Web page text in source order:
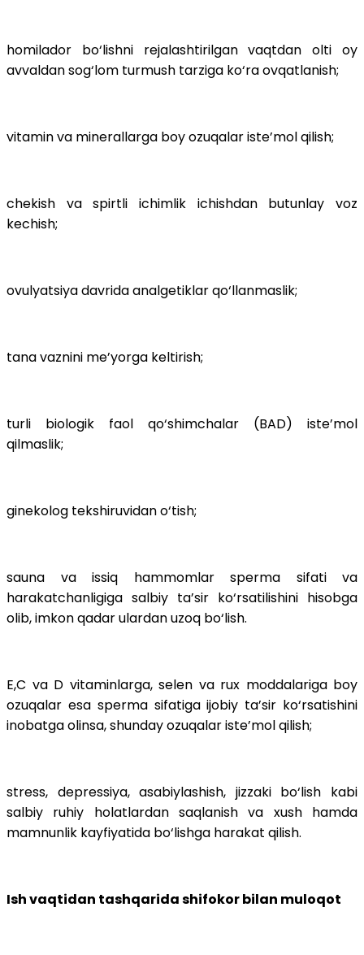
homilador bo‘lishni rejalashtirilgan vaqtdan olti oy
avvaldan sog‘lom turmush tarziga ko‘ra ovqatlanish;
vitamin va minerallarga boy ozuqalar iste’mol qilish;
chekish va spirtli ichimlik ichishdan butunlay voz
kechish;
ovulyatsiya davrida analgetiklar qo‘llanmaslik;
tana vaznini me’yorga keltirish;
turli biologik faol qo‘shimchalar (BAD) iste’mol
qilmaslik;
ginekolog tekshiruvidan o‘tish;
sauna va issiq hammomlar sperma sifati va
harakatchanligiga salbiy ta’sir ko‘rsatilishini hisobga
olib, imkon qadar ulardan uzoq bo‘lish.
E,C va D vitaminlarga, selen va rux moddalariga boy
ozuqalar esa sperma sifatiga ijobiy ta’sir ko‘rsatishini
inobatga olinsa, shunday ozuqalar iste’mol qilish;
stress, depressiya, asabiylashish, jizzaki bo‘lish kabi
salbiy ruhiy holatlardan saqlanish va xush hamda
mamnunlik kayfiyatida bo‘lishga harakat qilish.
Ish vaqtidan tashqarida shifokor bilan muloqot